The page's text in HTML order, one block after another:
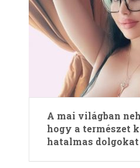
A mai világban
hogy a természet
hatalmas